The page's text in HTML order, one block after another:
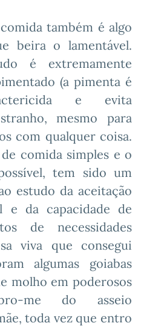
também é algo
beira o lamentável.
é extremamente
(a pimenta é
e evita
mesmo para
com qualquer coisa.
comida simples e o
tem sido um
estudo da aceitação
e da capacidade de
de necessidades
viva que consegui
algumas goiabas
molho em poderosos
me do asseio
toda vez que entro